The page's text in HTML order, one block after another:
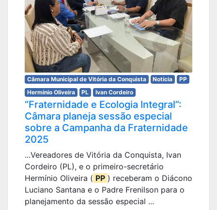
Câmara Municipal de Vitória da Conquista Notícia
PP
Hermínio Oliveira
PL Ivan Cordeiro
“Fraternidade e Ecologia Integral”:
Câmara planeja sessão especial
sobre a Campanha da Fraternidade
2025
...Vereadores de Vitória da Conquista, Ivan
Cordeiro (PL), e o primeiro-secretário
Hermínio Oliveira ( PP ) receberam o Diácono
Luciano Santana e o Padre Frenilson para o
planejamento da sessão especial ...